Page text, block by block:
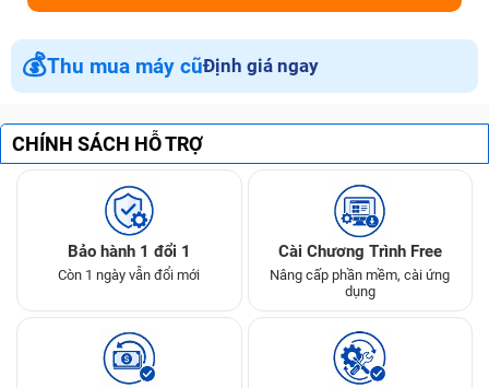
💰Thu mua máy cũĐịnh giá ngay
CHÍNH SÁCH HỖ TRỢ
Bảo hành 1 đổi 1
Còn 1 ngày vẫn đổi mới
Cài Chương Trình Free
Nâng cấp phần mềm, cài ứng
dụng